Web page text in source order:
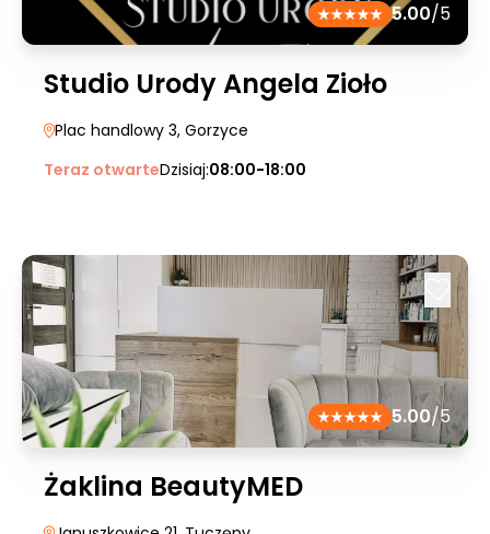
5.00/5
Studio Urody Angela Zioło
Plac handlowy 3, Gorzyce
Teraz otwarteDzisiaj:08:00-18:00
5.00/5
Żaklina BeautyMED